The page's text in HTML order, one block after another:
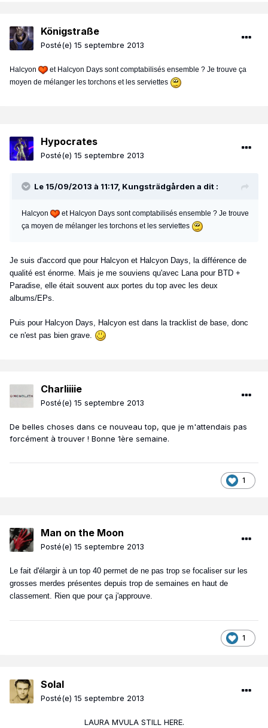
Königstraße
Posté(e) 15 septembre 2013
Halcyon
et Halcyon Days sont comptabilisés ensemble ? Je trouve ça
moyen de mélanger les torchons et les serviettes
Hypocrates
Posté(e) 15 septembre 2013
Le 15/09/2013 à 11:17, Kungsträdgården a dit :
Halcyon
et Halcyon Days sont comptabilisés ensemble ? Je trouve
ça moyen de mélanger les torchons et les serviettes
Je suis d'accord que pour Halcyon et Halcyon Days, la différence de
qualité est énorme. Mais je me souviens qu'avec Lana pour BTD +
Paradise, elle était souvent aux portes du top avec les deux
albums/EPs.
Puis pour Halcyon Days, Halcyon est dans la tracklist de base, donc
ce n'est pas bien grave.
Charliiiie
Posté(e) 15 septembre 2013
De belles choses dans ce nouveau top, que je m'attendais pas
forcément à trouver ! Bonne 1ère semaine.
1
Man on the Moon
Posté(e) 15 septembre 2013
Le fait d'élargir à un top 40 permet de ne pas trop se focaliser sur les
grosses merdes présentes depuis trop de semaines en haut de
classement. Rien que pour ça j'approuve.
1
Solal
Posté(e) 15 septembre 2013
LAURA MVULA STILL HERE.